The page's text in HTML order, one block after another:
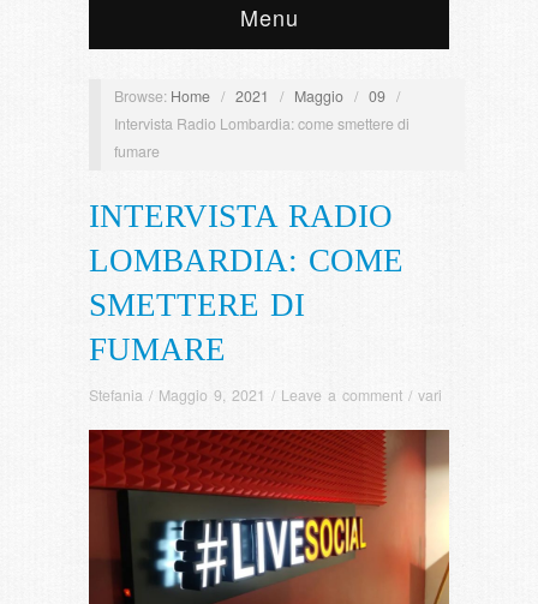
Menu
Browse: Home / 2021 / Maggio / 09 /
Intervista Radio Lombardia: come smettere di
fumare
INTERVISTA RADIO
LOMBARDIA: COME
SMETTERE DI
FUMARE
Stefania / Maggio 9, 2021 / Leave a comment / vari